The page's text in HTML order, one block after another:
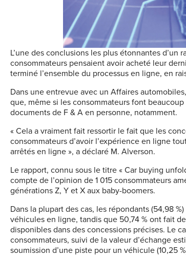
L’une des conclusions les plus étonnantes d’un
consommateurs pensaient avoir acheté leur
terminé l’ensemble du processus en ligne, en
Dans une entrevue avec un Affaires automobiles,
que, même si les consommateurs font
documents de F & A en personne, notamment.
« Cela a vraiment fait ressortir le fait que les
consommateurs d’avoir l’expérience en ligne
arrêtés en ligne », a déclaré M. Alverson.
Le rapport, connu sous le titre « Car buying
compte de l’opinion de 1 015 consommateurs
générations Z, Y et X aux baby-boomers.
Dans la plupart des cas, les répondants (54,98
véhicules en ligne, tandis que 50,74 % ont fait
disponibles dans des concessions précises. Le
consommateurs, suivi de la valeur d’échange
soumission d’une piste pour un véhicule (10,25